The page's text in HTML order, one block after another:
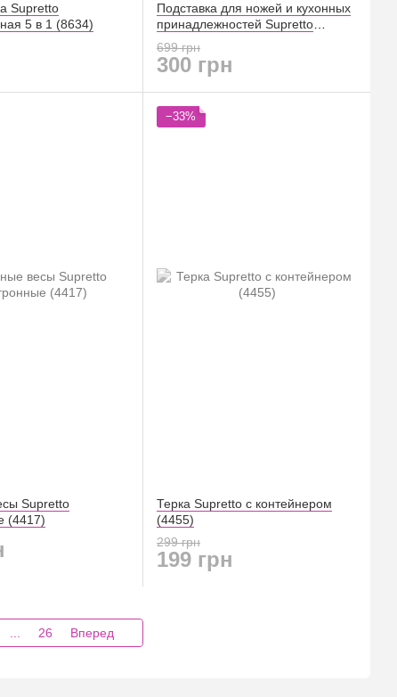
Supretto
5 в 1 (8634)
Подставка для ножей и кухонных
принадлежностей Supretto
универсальная 3 в 1 (8642)
699 грн
300 грн
Supretto
(4417)
−33%
Терка Supretto с контейнером
(4455)
299 грн
199 грн
26 Вперед